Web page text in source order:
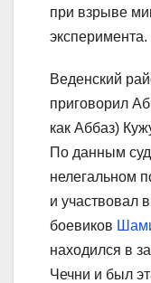
при взрыве
эксперимента.
Веденский
приговорил
как Аббаз)
По данным
нелегальном
и участвовал
боевиков
находился в
Чечни и был